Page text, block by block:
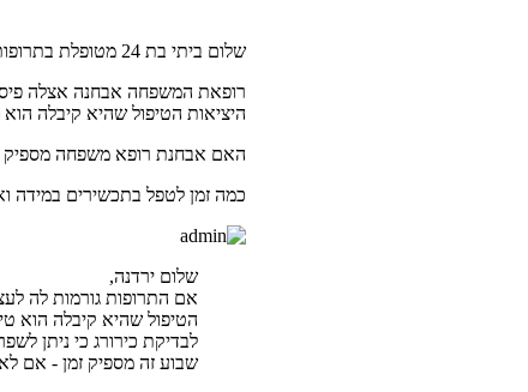
שלום ביתי בת 24 מטופלת בתרופות פסיכיאטריות האם יש לך קשר להופעת פיסורה
רופאת המשפחה אבחנה אצלה
היציאות הטיפול שהיא קיבלה
האם אבחנת רופא משפחה מספיק
כמה זמן לטפל בתכשירים במידה
שלום ירדנה,
אם התרופות גורמות לה
הטיפול שהיא קיבלה הוא
לבדיקת כירורג כי ניתן
שבוע זה מספיק זמן - אם